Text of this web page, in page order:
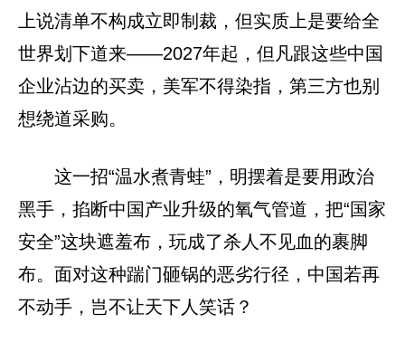
上说清单不构成立即制裁，但实质上是要给全
世界划下道来——2027年起，但凡跟这些中国
企业沾边的买卖，美军不得染指，第三方也别
想绕道采购。
这一招“温水煮青蛙”，明摆着是要用政治
黑手，掐断中国产业升级的氧气管道，把“国家
安全”这块遮羞布，玩成了杀人不见血的裹脚
布。面对这种踹门砸锅的恶劣行径，中国若再
不动手，岂不让天下人笑话？